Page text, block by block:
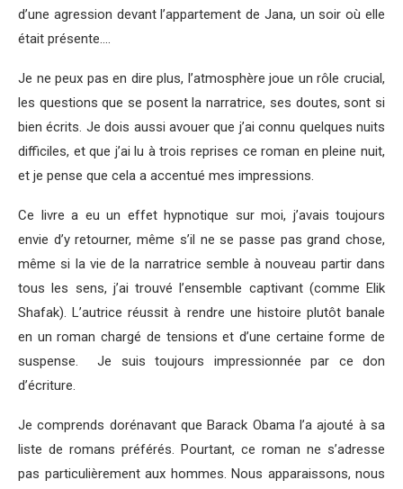
d’une agression devant l’appartement de Jana, un soir où elle
était présente….
Je ne peux pas en dire plus, l’atmosphère joue un rôle crucial,
les questions que se posent la narratrice, ses doutes, sont si
bien écrits. Je dois aussi avouer que j’ai connu quelques nuits
difficiles, et que j’ai lu à trois reprises ce roman en pleine nuit,
et je pense que cela a accentué mes impressions.
Ce livre a eu un effet hypnotique sur moi, j’avais toujours
envie d’y retourner, même s’il ne se passe pas grand chose,
même si la vie de la narratrice semble à nouveau partir dans
tous les sens, j’ai trouvé l’ensemble captivant (comme Elik
Shafak). L’autrice réussit à rendre une histoire plutôt banale
en un roman chargé de tensions et d’une certaine forme de
suspense. Je suis toujours impressionnée par ce don
d’écriture.
Je comprends dorénavant que Barack Obama l’a ajouté à sa
liste de romans préférés. Pourtant, ce roman ne s’adresse
pas particulièrement aux hommes. Nous apparaissons, nous